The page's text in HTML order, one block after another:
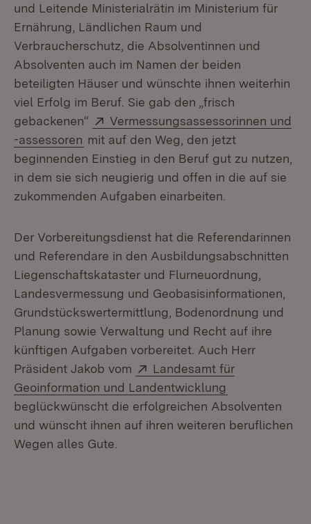
und Leitende Ministerialrätin im Ministerium für
Ernährung, Ländlichen Raum und
Verbraucherschutz, die Absolventinnen und
Absolventen auch im Namen der beiden
beteiligten Häuser und wünschte ihnen weiterhin
viel Erfolg im Beruf. Sie gab den „frisch
gebackenen“
Extern:
Vermessungsassessorinnen und
-assessoren (Öffnet in neuem Fenster)
mit auf den Weg, den jetzt
beginnenden Einstieg in den Beruf gut zu nutzen,
in dem sie sich neugierig und offen in die auf sie
zukommenden Aufgaben einarbeiten.
Der Vorbereitungsdienst hat die Referendarinnen
und Referendare in den Ausbildungsabschnitten
Liegenschaftskataster und Flurneuordnung,
Landesvermessung und Geobasisinformationen,
Grundstückswertermittlung, Bodenordnung und
Planung sowie Verwaltung und Recht auf ihre
künftigen Aufgaben vorbereitet. Auch Herr
Präsident Jakob vom
Extern:
Landesamt für
Geoinformation und Landentwicklung
beglückwünscht die erfolgreichen Absolventen
und wünscht ihnen auf ihren weiteren beruflichen
Wegen alles Gute.